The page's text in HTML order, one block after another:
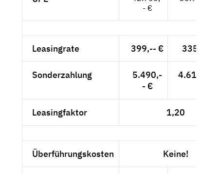
- €
Leasingrate 399,-- € 335,29 €
Sonderzahlung
5.490,-
- €
4.613,45
Leasingfaktor 1,20
Überführungskosten Keine!